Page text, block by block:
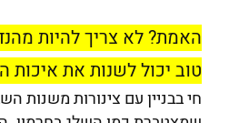
האמת? לא צריך להיות
טוב יכול לשנות את איכות
חי בבניין עם צינורות משנות